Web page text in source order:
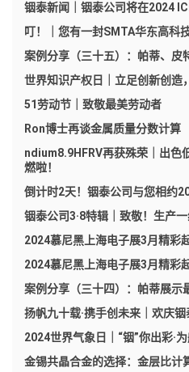
铟泰新闻｜铟泰公司将在2024
叮！｜您有一封SMTA华东高科
案例分享（三十五）：帕蒂、皮
世界知识产权日｜立足创新创造
51劳动节｜致敬最美劳动者
Ron博士再谈金属质量分数计算
ndium8.9HFRV再获殊荣｜出色
燃啦！
倒计时2天！铟泰公司与您相约
铟泰公司3·8特辑｜致敬！生产
2024慕尼黑上海电子展3月精彩
2024慕尼黑上海电子展3月精彩
案例分享（三十四）：帕蒂展示
扬帆九十载·携手创未来｜欢庆
2024世界气象日｜“铟”你出彩·
金锡共晶合金的选择：金层比计